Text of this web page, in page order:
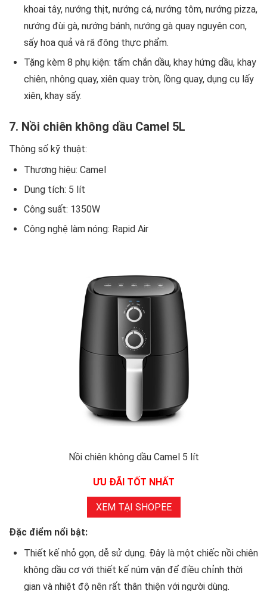
khoai tây, nướng thịt, nướng cá, nướng tôm, nướng pizza,
nướng đùi gà, nướng bánh, nướng gà quay nguyên con,
sấy hoa quả và rã đông thực phẩm.
Tặng kèm 8 phụ kiện: tấm chắn dầu, khay hứng dầu, khay
chiên, nhông quay, xiên quay tròn, lồng quay, dụng cụ lấy
xiên, khay sấy.
7. Nồi chiên không dầu Camel 5L
Thông số kỹ thuật:
Thương hiệu: Camel
Dung tích: 5 lít
Công suất: 1350W
Công nghệ làm nóng: Rapid Air
Nồi chiên không dầu Camel 5 lít
ƯU ĐÃI TỐT NHẤT
XEM TẠI SHOPEE
Đặc điểm nổi bật:
Thiết kế nhỏ gọn, dễ sử dụng. Đây là một chiếc nồi chiên
không dầu cơ với thiết kế núm vặn để điều chỉnh thời
gian và nhiệt độ nên rất thân thiện với người dùng.